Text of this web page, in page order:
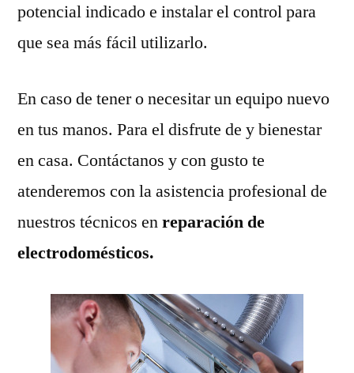
potencial indicado e instalar el control para
que sea más fácil utilizarlo.
En caso de tener o necesitar un equipo nuevo
en tus manos. Para el disfrute de y bienestar
en casa. Contáctanos y con gusto te
atenderemos con la asistencia profesional de
nuestros técnicos enreparación de
electrodomésticos.